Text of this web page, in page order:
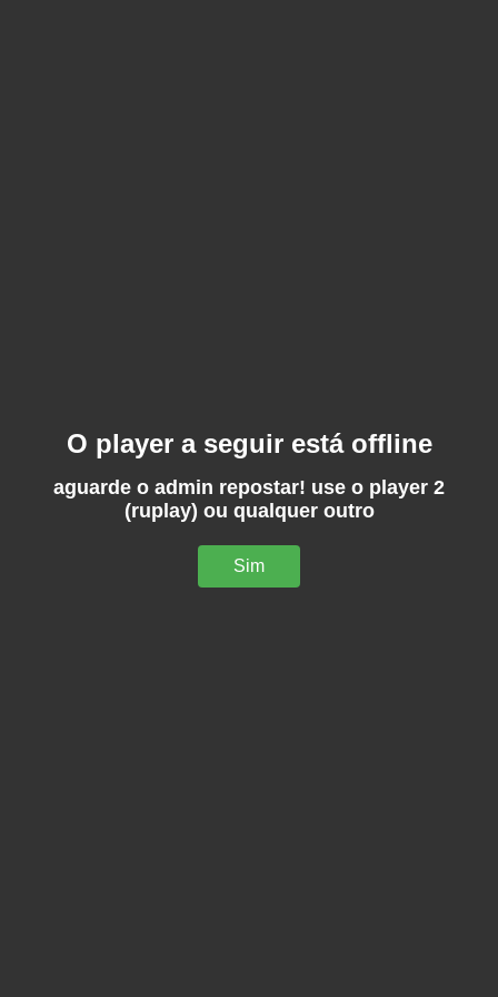
O player a seguir está offline
aguarde o admin repostar! use o player 2
(ruplay) ou qualquer outro
Sim